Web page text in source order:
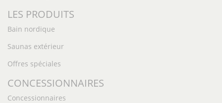
LES PRODUITS
Bain nordique
Saunas extérieur
Offres spéciales
CONCESSIONNAIRES
Concessionnaires